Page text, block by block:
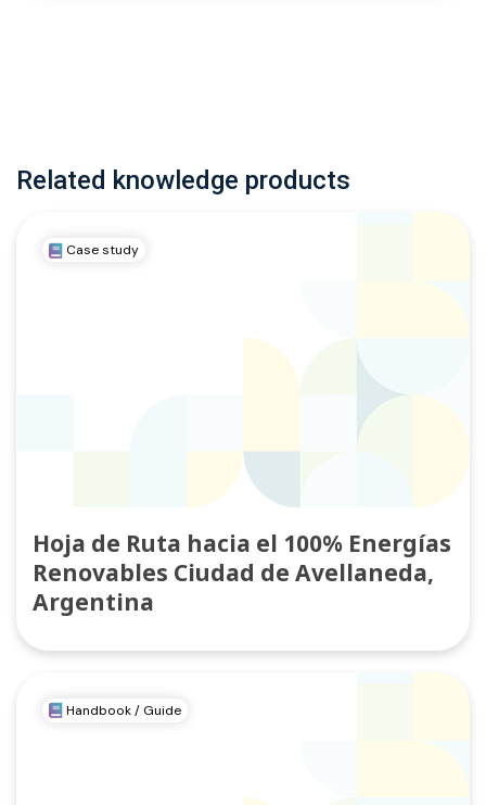
Related knowledge products
Case study
Hoja de Ruta hacia el 100% Energías
Renovables Ciudad de Avellaneda,
Argentina
Handbook / Guide